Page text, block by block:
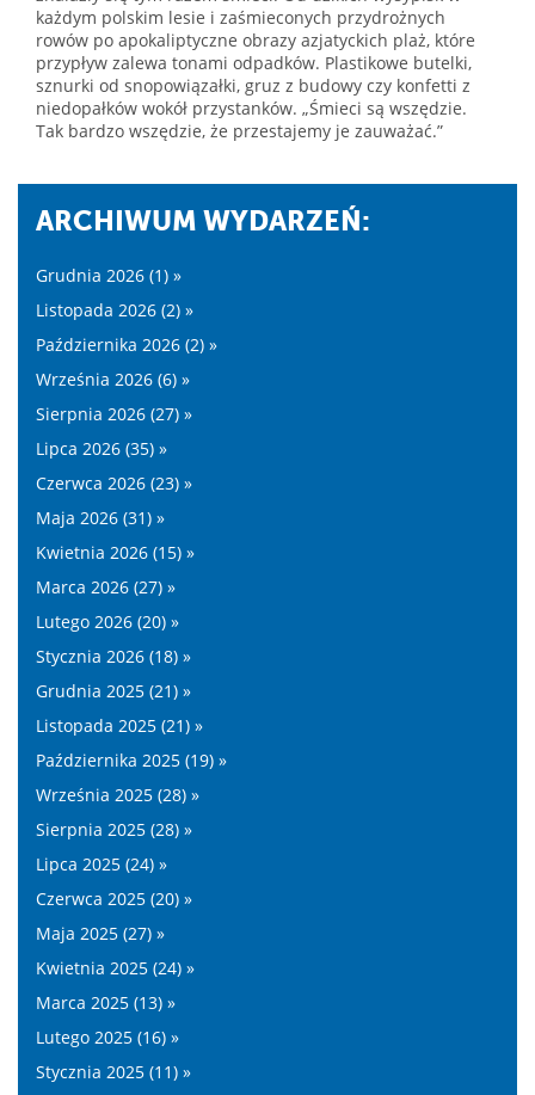
każdym polskim lesie i zaśmieconych przydrożnych
rowów po apokaliptyczne obrazy azjatyckich plaż, które
przypływ zalewa tonami odpadków. Plastikowe butelki,
sznurki od snopowiązałki, gruz z budowy czy konfetti z
niedopałków wokół przystanków. „Śmieci są wszędzie.
Tak bardzo wszędzie, że przestajemy je zauważać.”
ARCHIWUM WYDARZEŃ:
Grudnia 2026 (1) »
Listopada 2026 (2) »
Października 2026 (2) »
Września 2026 (6) »
Sierpnia 2026 (27) »
Lipca 2026 (35) »
Czerwca 2026 (23) »
Maja 2026 (31) »
Kwietnia 2026 (15) »
Marca 2026 (27) »
Lutego 2026 (20) »
Stycznia 2026 (18) »
Grudnia 2025 (21) »
Listopada 2025 (21) »
Października 2025 (19) »
Września 2025 (28) »
Sierpnia 2025 (28) »
Lipca 2025 (24) »
Czerwca 2025 (20) »
Maja 2025 (27) »
Kwietnia 2025 (24) »
Marca 2025 (13) »
Lutego 2025 (16) »
Stycznia 2025 (11) »